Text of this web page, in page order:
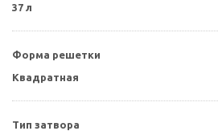
37 л
Форма решетки
Квадратная
Тип затвора